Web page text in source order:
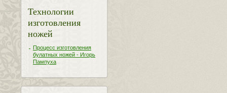
Технологии
изготовления
ножей
Процесс изготовления
булатных ножей - Игорь
Пампуха